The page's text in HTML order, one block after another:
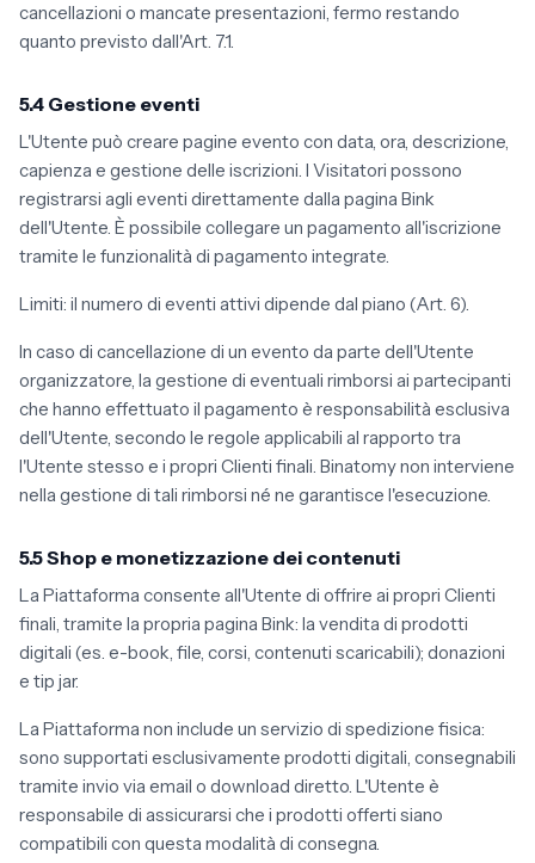
cancellazioni o mancate presentazioni, fermo restando
quanto previsto dall'Art. 7.1.
5.4 Gestione eventi
L'Utente può creare pagine evento con data, ora, descrizione,
capienza e gestione delle iscrizioni. I Visitatori possono
registrarsi agli eventi direttamente dalla pagina Bink
dell'Utente. È possibile collegare un pagamento all'iscrizione
tramite le funzionalità di pagamento integrate.
Limiti: il numero di eventi attivi dipende dal piano (Art. 6).
In caso di cancellazione di un evento da parte dell'Utente
organizzatore, la gestione di eventuali rimborsi ai partecipanti
che hanno effettuato il pagamento è responsabilità esclusiva
dell'Utente, secondo le regole applicabili al rapporto tra
l'Utente stesso e i propri Clienti finali. Binatomy non interviene
nella gestione di tali rimborsi né ne garantisce l'esecuzione.
5.5 Shop e monetizzazione dei contenuti
La Piattaforma consente all'Utente di offrire ai propri Clienti
finali, tramite la propria pagina Bink: la vendita di prodotti
digitali (es. e-book, file, corsi, contenuti scaricabili); donazioni
e tip jar.
La Piattaforma non include un servizio di spedizione fisica:
sono supportati esclusivamente prodotti digitali, consegnabili
tramite invio via email o download diretto. L'Utente è
responsabile di assicurarsi che i prodotti offerti siano
compatibili con questa modalità di consegna.